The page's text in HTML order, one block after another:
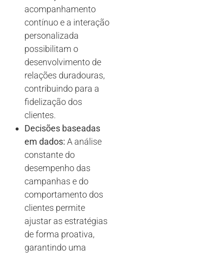
acompanhamento
contínuo e a interação
personalizada
possibilitam o
desenvolvimento de
relações duradouras,
contribuindo para a
fidelização dos
clientes.
Decisões baseadas
em dados: A análise
constante do
desempenho das
campanhas e do
comportamento dos
clientes permite
ajustar as estratégias
de forma proativa,
garantindo uma